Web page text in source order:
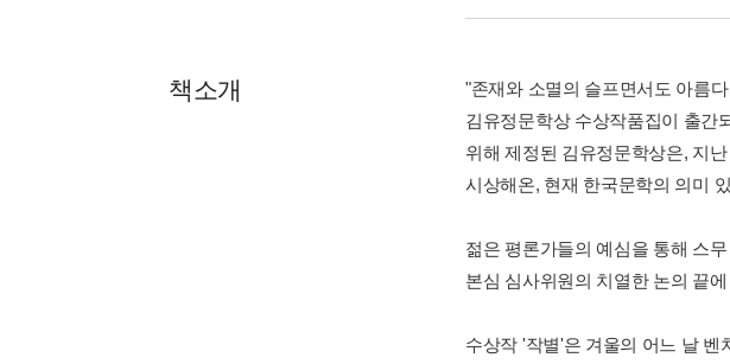
책소개
"존재와 소멸의 슬프면서도 아름
김유정문학상 수상작품집이 출간
위해 제정된 김유정문학상은, 지
시상해온, 현재 한국문학의 의미
젊은 평론가들의 예심을 통해 스
본심 심사위원의 치열한 논의 끝
수상작 '작별'은 겨울의 어느 날